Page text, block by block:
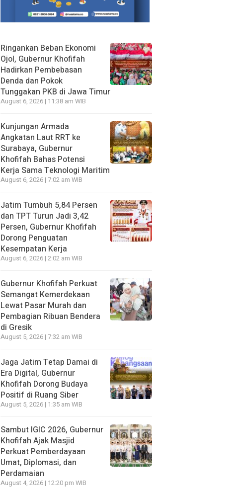
Ringankan Beban Ekonomi
Ojol, Gubernur Khofifah
Hadirkan Pembebasan
Denda dan Pokok
Tunggakan PKB di Jawa Timur
August 6, 2026 | 11:38 am WIB
Kunjungan Armada
Angkatan Laut RRT ke
Surabaya, Gubernur
Khofifah Bahas Potensi
Kerja Sama Teknologi Maritim
August 6, 2026 | 7:02 am WIB
Jatim Tumbuh 5,84 Persen
dan TPT Turun Jadi 3,42
Persen, Gubernur Khofifah
Dorong Penguatan
Kesempatan Kerja
August 6, 2026 | 2:02 am WIB
Gubernur Khofifah Perkuat
Semangat Kemerdekaan
Lewat Pasar Murah dan
Pembagian Ribuan Bendera
di Gresik
August 5, 2026 | 7:32 am WIB
Jaga Jatim Tetap Damai di
Era Digital, Gubernur
Khofifah Dorong Budaya
Positif di Ruang Siber
August 5, 2026 | 1:35 am WIB
Sambut IGIC 2026, Gubernur
Khofifah Ajak Masjid
Perkuat Pemberdayaan
Umat, Diplomasi, dan
Perdamaian
August 4, 2026 | 12:20 pm WIB